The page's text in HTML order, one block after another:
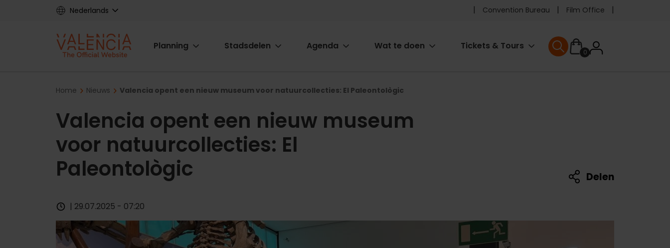
Nederlands
Pre
header
Convention Bureau Film Office
Main
Planning Stadsdelen Agenda Wat te doen Tickets & Tours
0User
User menu
Breadcrumb
Home Nieuws Valencia opent een nieuw museum voor natuurcollecties: El Paleontològic
Valencia opent een nieuw museum
voor natuurcollecties: El
Paleontològic
Delen
| 29.07.2025 - 07:20